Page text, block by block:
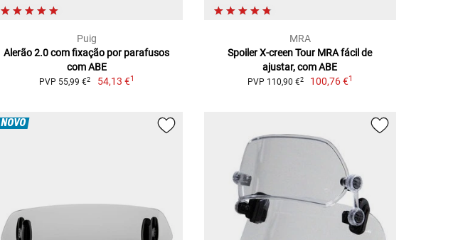
Puig
Alerão 2.0 com fixação por parafusos
com ABE
PVP 55,99 €2 54,13 €1
MRA
Spoiler X-creen Tour MRA fácil de
ajustar, com ABE
PVP 110,90 €2 100,76 €1
NOVO